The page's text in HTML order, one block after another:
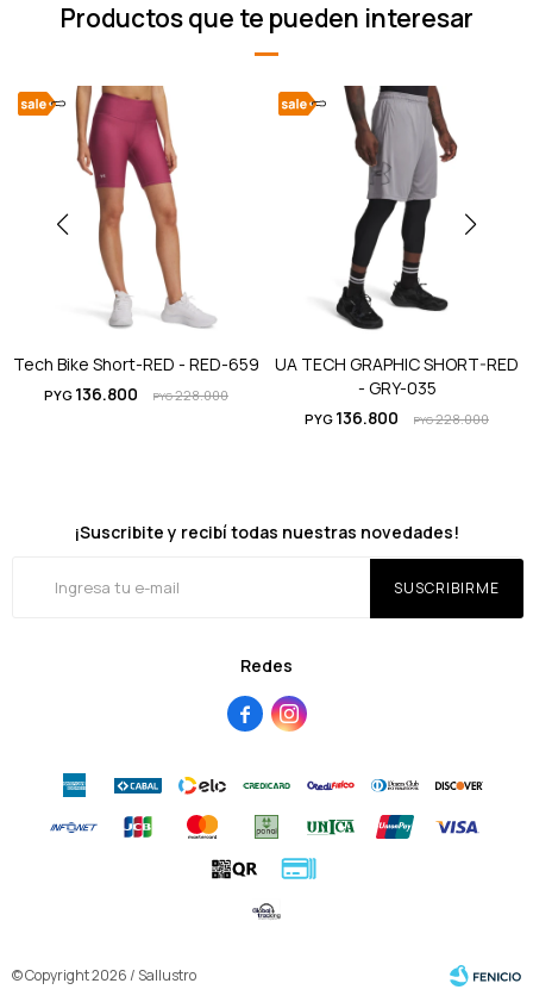
Productos que te pueden interesar
Tech Bike Short-RED - RED-659
PYG 136.800 PYG228.000
UA TECH GRAPHIC SHORT-RED
- GRY-035
PYG 136.800 PYG228.000
Redes
 
¡Suscribite y recibí todas nuestras novedades!
SUSCRIBIRME
© Copyright 2026 / Sallustro